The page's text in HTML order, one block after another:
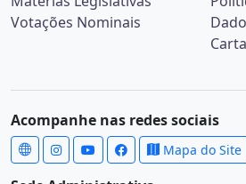
Votações Nominais
Acompanhe nas redes sociais
Mapa do Site